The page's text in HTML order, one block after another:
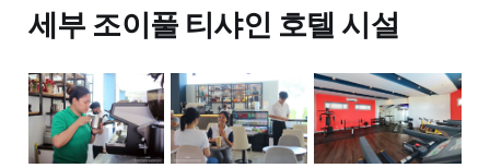
세부 조이풀 티샤인 호텔 시설